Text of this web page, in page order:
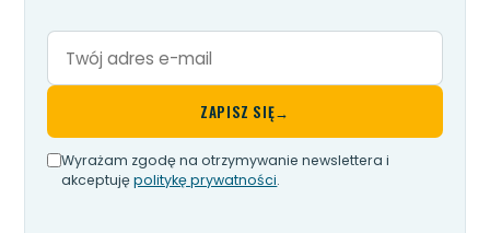
Twój
adres
mail
ZAPISZ SIĘ→
Wyrażam zgodę na otrzymywanie newslettera i
akceptujępolitykę prywatności.